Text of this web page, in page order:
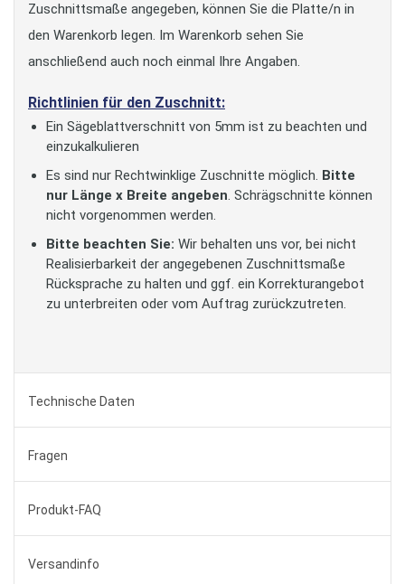
Zuschnittsmaße angegeben, können Sie die Platte/n in
den Warenkorb legen. Im Warenkorb sehen Sie
anschließend auch noch einmal Ihre Angaben.
Richtlinien für den Zuschnitt:
Ein Sägeblattverschnitt von 5mm ist zu beachten und
einzukalkulieren
Es sind nur Rechtwinklige Zuschnitte möglich. Bitte
nur Länge x Breite angeben. Schrägschnitte können
nicht vorgenommen werden.
Bitte beachten Sie: Wir behalten uns vor, bei nicht
Realisierbarkeit der angegebenen Zuschnittsmaße
Rücksprache zu halten und ggf. ein Korrekturangebot
zu unterbreiten oder vom Auftrag zurückzutreten.
Technische Daten
Fragen
Produkt-FAQ
Versandinfo